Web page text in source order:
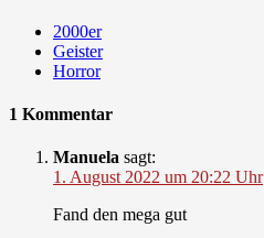
2000er
Geister
Horror
1 Kommentar
Manuela sagt:
1. August 2022 um 20:22 Uhr
Fand den mega gut